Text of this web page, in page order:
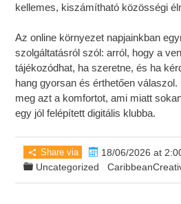
kellemes, kiszámítható közösségi
Az online környezet napjainkban
szolgáltatásról szól: arról, hogy a
tájékozódhat, ha szeretne, és ha
hang gyorsan és érthetően
meg azt a komfortot, ami miatt
egy jól felépített digitális klubba.
Share via
18/06/2026 at
Uncategorized